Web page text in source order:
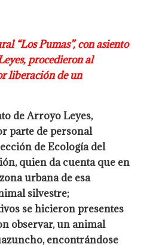
“Los Pumas”, con asiento
procedieron al
liberación de un
de Arroyo Leyes,
parte de personal
de Ecología del
quien dacuenta que en
urbana de esa
silvestre;
se hicieron presentes
observar, un animal
encontrándose